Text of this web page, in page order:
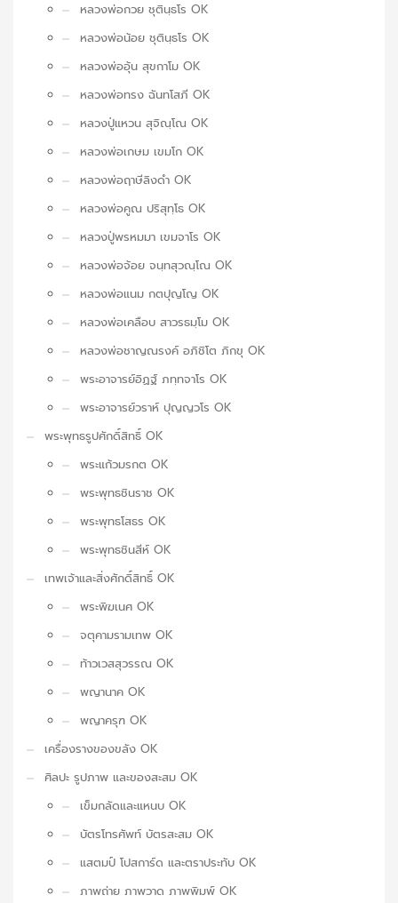
หลวงพ่อกวย ชุตินฺธโร OK
หลวงพ่อน้อย ชุตินฺธโร OK
หลวงพ่ออุ้น สุขกาโม OK
หลวงพ่อทรง ฉันทโสภี OK
หลวงปู่แหวน สุจิณฺโณ OK
หลวงพ่อเกษม เขมโก OK
หลวงพ่อฤาษีลิงดำ OK
หลวงพ่อคูณ ปริสุทฺโธ OK
หลวงปู่พรหมมา เขมจาโร OK
หลวงพ่อจ้อย จนฺทสุวณฺโณ OK
หลวงพ่อแนม กตปุญโญ OK
หลวงพ่อเคลือบ สาวรธมฺโม OK
หลวงพ่อชาญณรงค์ อภิชิโต ภิกขุ OK
พระอาจารย์อิฏฐ์ ภทฺทจาโร OK
พระอาจารย์วราห์ ปุญญวโร OK
พระพุทธรูปศักดิ์สิทธิ์ OK
พระแก้วมรกต OK
พระพุทธชินราช OK
พระพุทธโสธร OK
พระพุทธชินสีห์ OK
เทพเจ้าและสิ่งศักดิ์สิทธิ์ OK
พระพิฆเนศ OK
จตุคามรามเทพ OK
ท้าวเวสสุวรรณ OK
พญานาค OK
พญาครุฑ OK
เครื่องรางของขลัง OK
ศิลปะ รูปภาพ และของสะสม OK
เข็มกลัดและแหนบ OK
บัตรโทรศัพท์ บัตรสะสม OK
แสตมป์ โปสการ์ด และตราประทับ OK
ภาพถ่าย ภาพวาด ภาพพิมพ์ OK